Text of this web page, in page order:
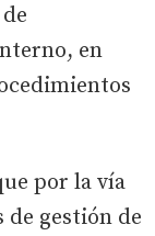
en
por la vía
de gestión de